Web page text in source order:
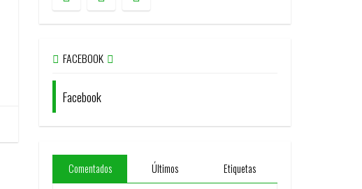
FACEBOOK
Facebook
Comentados Últimos Etiquetas